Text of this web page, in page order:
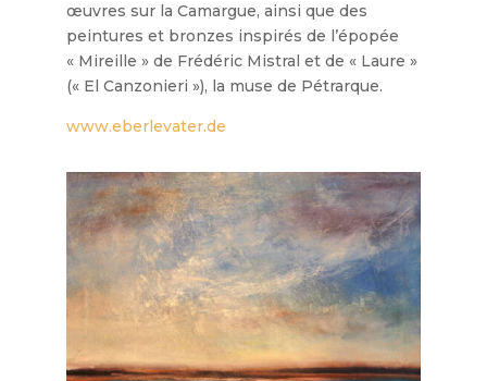
œuvres sur la Camargue, ainsi que des
peintures et bronzes inspirés de l’épopée
« Mireille » de Frédéric Mistral et de « Laure »
(« El Canzonieri »), la muse de Pétrarque.
www.eberlevater.de